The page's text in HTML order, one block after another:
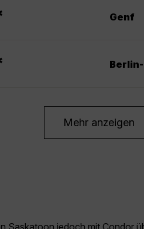
Genf
Mehr anzeigen